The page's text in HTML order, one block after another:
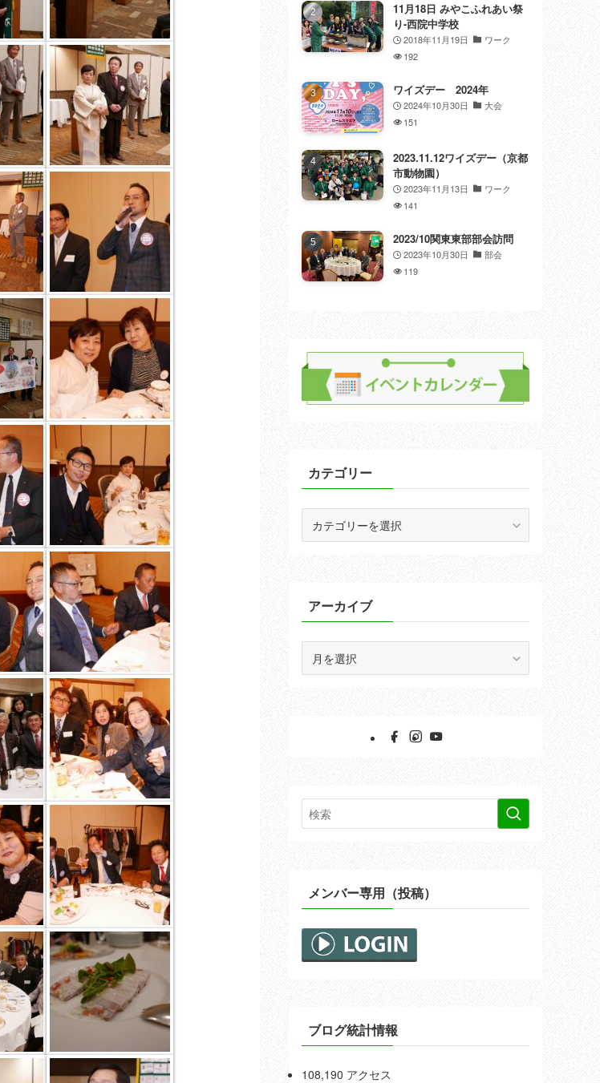
11月18日 みやこふれあい祭
り-西院中学校
2018年11月19日
ワーク
192
ワイズデー 2024年
2024年10月30日
大会
151
2023.11.12ワイズデー（京都
市動物園）
2023年11月13日
ワーク
141
2023/10関東東部部会訪問
2023年10月30日
部会
119
カテゴリー
アーカイブ
メンバー専用（投稿）
ブログ統計情報
108,190 アクセス